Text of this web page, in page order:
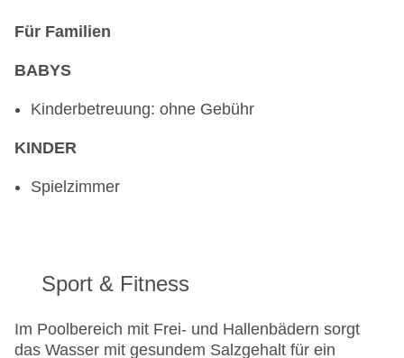
Für Familien
BABYS
Kinderbetreuung: ohne Gebühr
KINDER
Spielzimmer
Sport & Fitness
Im Poolbereich mit Frei- und Hallenbädern sorgt
das Wasser mit gesundem Salzgehalt für ein